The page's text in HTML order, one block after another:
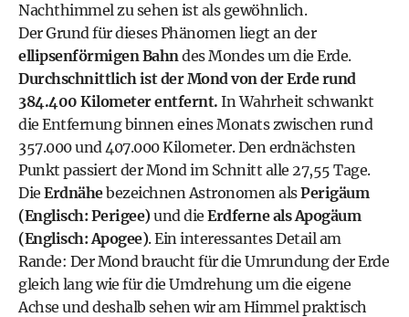
Nachthimmel zu sehen ist als gewöhnlich.
Der Grund für dieses Phänomen liegt an der
ellipsenförmigen Bahndes Mondes um die Erde.
Durchschnittlich ist der Mond von der Erde rund
384.400 Kilometer entfernt. In Wahrheit schwankt
die Entfernung binnen eines Monats zwischen rund
357.000 und 407.000 Kilometer. Den erdnächsten
Punkt passiert der Mond im Schnitt alle 27,55 Tage.
Die Erdnähebezeichnen Astronomen alsPerigäum
(Englisch: Perigee)und die Erdferne als Apogäum
(Englisch: Apogee). Ein interessantes Detail am
Rande: Der Mond braucht für die Umrundung der Erde
gleich lang wie für die Umdrehung um die eigene
Achse und deshalb sehen wir am Himmel praktisch